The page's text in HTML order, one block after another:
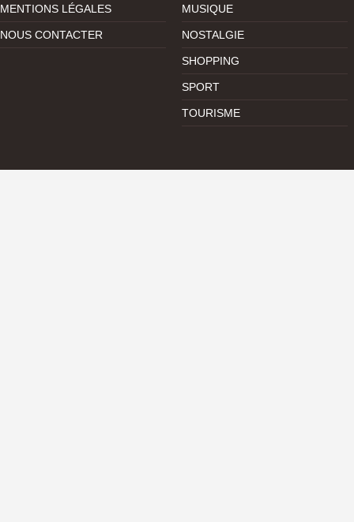
MENTIONS LÉGALES
NOUS CONTACTER
MUSIQUE
NOSTALGIE
SHOPPING
SPORT
TOURISME